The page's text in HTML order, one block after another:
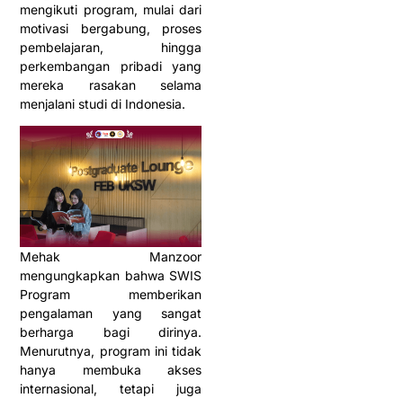
mengikuti program, mulai dari
motivasi bergabung, proses
pembelajaran, hingga
perkembangan pribadi yang
mereka rasakan selama
menjalani studi di Indonesia.
Mehak Manzoor
mengungkapkan bahwa SWIS
Program memberikan
pengalaman yang sangat
berharga bagi dirinya.
Menurutnya, program ini tidak
hanya membuka akses
internasional, tetapi juga